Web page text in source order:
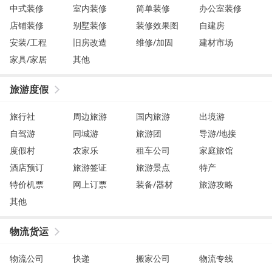
中式装修
室内装修 简单装修
办公室装修
店铺装修
别墅装修 装修效果图
自建房
安装/工程
旧房改造 维修/加固
建材市场
家具/家居
其他
旅游度假
旅行社 周边旅游 国内旅游
出境游
自驾游
同城游 旅游团
导游/地接
度假村
农家乐 租车公司
家庭旅馆
酒店预订
旅游签证 旅游景点
特产
特价机票
网上订票 装备/器材
旅游攻略
其他
物流货运
物流公司 快递 搬家公司
物流专线